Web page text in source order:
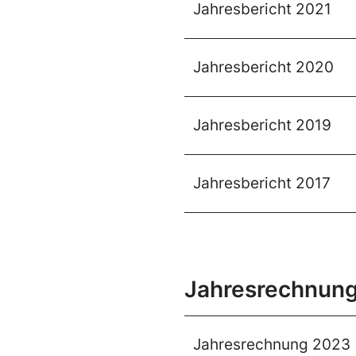
Jahresbericht 2021
Jahresbericht 2020
Jahresbericht 2019
Jahresbericht 2017
Jahresrechnung 2023